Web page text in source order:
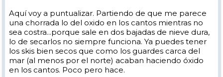
Aquí voy a puntualizar. Partiendo de que me parece
una chorrada lo del oxido en los cantos mientras no
sea costra...porque sale en dos bajadas de nieve dura,
lo de secarlos no siempre funciona. Ya puedes tener
los skis bien secos que como los guardes carca del
mar (al menos por el norte) acaban haciendo óxido
en los cantos. Poco pero hace.